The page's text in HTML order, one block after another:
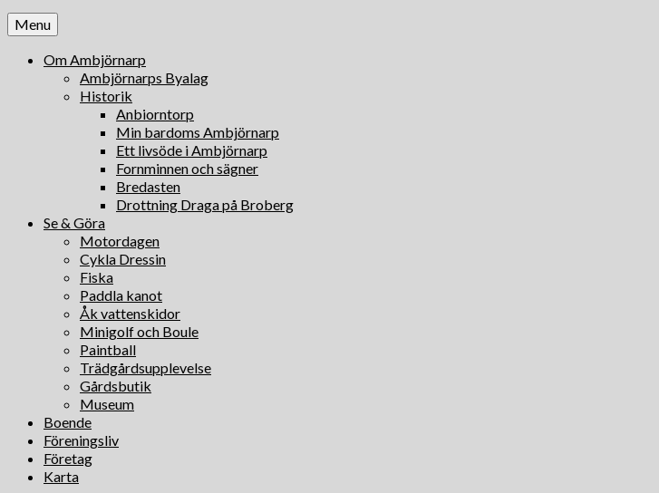
Menu
Om Ambjörnarp
Ambjörnarps Byalag
Historik
Anbiorntorp
Min bardoms Ambjörnarp
Ett livsöde i Ambjörnarp
Fornminnen och sägner
Bredasten
Drottning Draga på Broberg
Se & Göra
Motordagen
Cykla Dressin
Fiska
Paddla kanot
Åk vattenskidor
Minigolf och Boule
Paintball
Trädgårdsupplevelse
Gårdsbutik
Museum
Boende
Föreningsliv
Företag
Karta